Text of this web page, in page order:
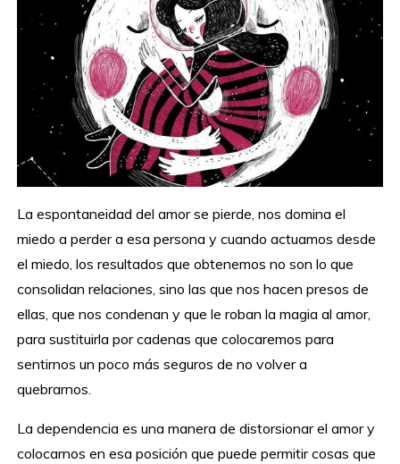
La espontaneidad del amor se pierde, nos domina el
miedo a perder a esa persona y cuando actuamos desde
el miedo, los resultados que obtenemos no son lo que
consolidan relaciones, sino las que nos hacen presos de
ellas, que nos condenan y que le roban la magia al amor,
para sustituirla por cadenas que colocaremos para
sentirnos un poco más seguros de no volver a
quebrarnos.
La dependencia es una manera de distorsionar el amor y
colocarnos en esa posición que puede permitir cosas que